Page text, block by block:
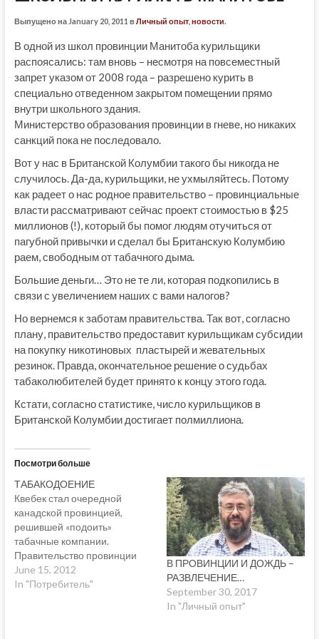
Выпущено на January 20, 2011 вЛичный опыт, новости.
В одной из школ провинции Манитоба курильщики
распоясались: там вновь – несмотря на повсеместный
запрет указом от 2008 года – разрешено курить в
специально отведенном закрытом помещении прямо
внутри школьного здания.
Министерство образования провинции в гневе, но никаких
санкций пока не последовало.
Вот у нас в Британской Колумбии такого бы никогда не
случилось. Да-да, курильщики, не ухмыляйтесь. Потому
как радеет о нас родное правительство – провинциальные
власти рассматривают сейчас проект стоимостью в $25
миллионов (!), который бы помог людям отучиться от
пагубной привычки и сделал бы Британскую Колумбию
раем, свободным от табачного дыма.
Большие деньги… Это не те ли, которая подкопились в
связи с увеличением наших с вами налогов?
Но вернемся к заботам правительства. Так вот, согласно
плану, правительство предоставит курильщикам субсидии
на покупку никотиновых пластырей и жевательных
резинок. Правда, окончательное решение о судьбах
табаколюбителей будет принято к концу этого года.
Кстати, согласно статистике, число курильщиков в
Британской Колумбии достигает полмиллиона.
Посмотри больше
ТАБАКОДОЕНИЕ
Квебек стал очередной
канадской провинцией,
решившей «подоить»
табачные компании.
Правительство провинции
подало иск в Верховный суд
Квебека, требуя от десяти
June 15, 2012
In "Потребитель"
В ПРОВИНЦИИ И ДОЖДЬ –
РАЗВЛЕЧЕНИЕ…
September 30, 2017
In "Личный опыт"